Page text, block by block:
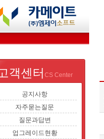
객센터 CS Center
공지사항
자주묻는질문
질문과답변
업그레이드현황